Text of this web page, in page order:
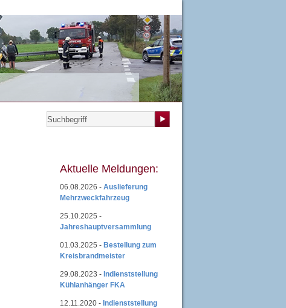
Aktuelle Meldungen:
06.08.2026 - Auslieferung
Mehrzweckfahrzeug
25.10.2025 -
Jahreshauptversammlung
01.03.2025 - Bestellung zum
Kreisbrandmeister
29.08.2023 - Indienststellung
Kühlanhänger FKA
12.11.2020 - Indienststellung